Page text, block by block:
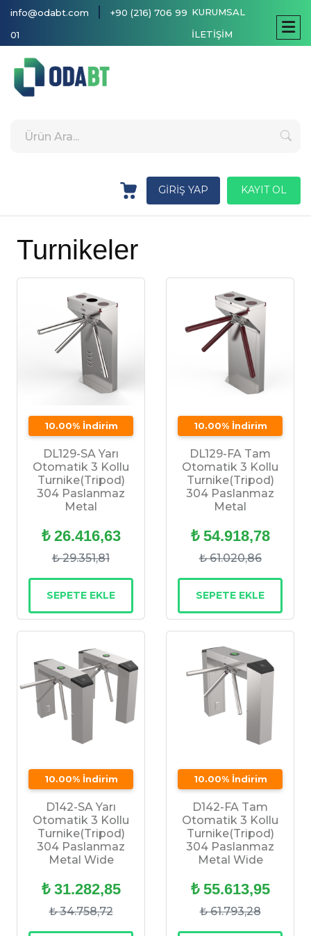
info@odabt.com |
+90 (216) 706 99
01
KURUMSAL
İLETİŞİM
GİRİŞ YAP KAYIT OL
Turnikeler
10.00% İndirim
DL129-SA Yarı
Otomatik 3 Kollu
Turnike(Tripod)
304 Paslanmaz
Metal
₺ 26.416,63
₺ 29.351,81
SEPETE EKLE
10.00% İndirim
DL129-FA Tam
Otomatik 3 Kollu
Turnike(Tripod)
304 Paslanmaz
Metal
₺ 54.918,78
₺ 61.020,86
SEPETE EKLE
10.00% İndirim
D142-SA Yarı
Otomatik 3 Kollu
Turnike(Tripod)
304 Paslanmaz
Metal Wide
₺ 31.282,85
₺ 34.758,72
10.00% İndirim
D142-FA Tam
Otomatik 3 Kollu
Turnike(Tripod)
304 Paslanmaz
Metal Wide
₺ 55.613,95
₺ 61.793,28